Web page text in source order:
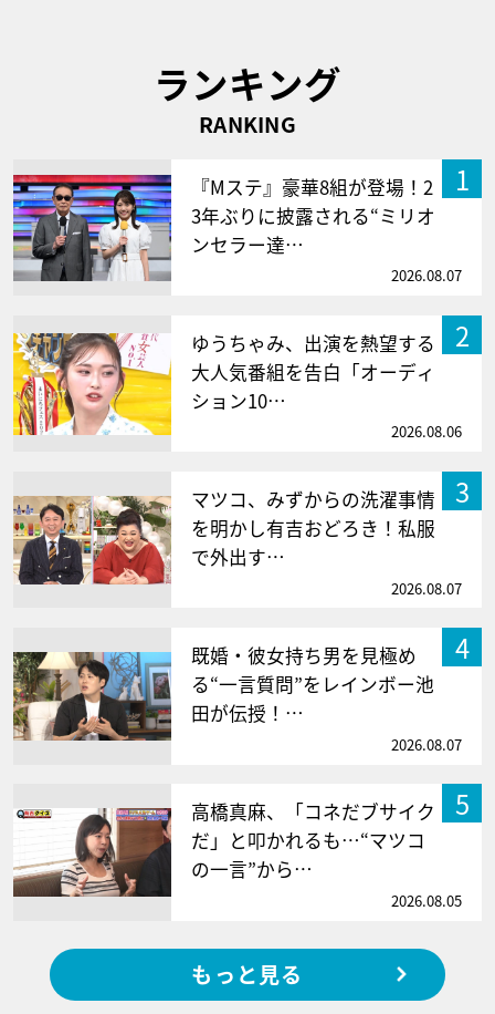
ランキング
RANKING
1
『Mステ』豪華8組が登場！2
3年ぶりに披露される“ミリオ
ンセラー達…
2026.08.07
2
ゆうちゃみ、出演を熱望する
大人気番組を告白「オーディ
ション10…
2026.08.06
3
マツコ、みずからの洗濯事情
を明かし有吉おどろき！私服
で外出す…
2026.08.07
4
既婚・彼女持ち男を見極め
る“一言質問”をレインボー池
田が伝授！…
2026.08.07
5
高橋真麻、「コネだブサイク
だ」と叩かれるも…“マツコ
の一言”から…
2026.08.05
もっと見る